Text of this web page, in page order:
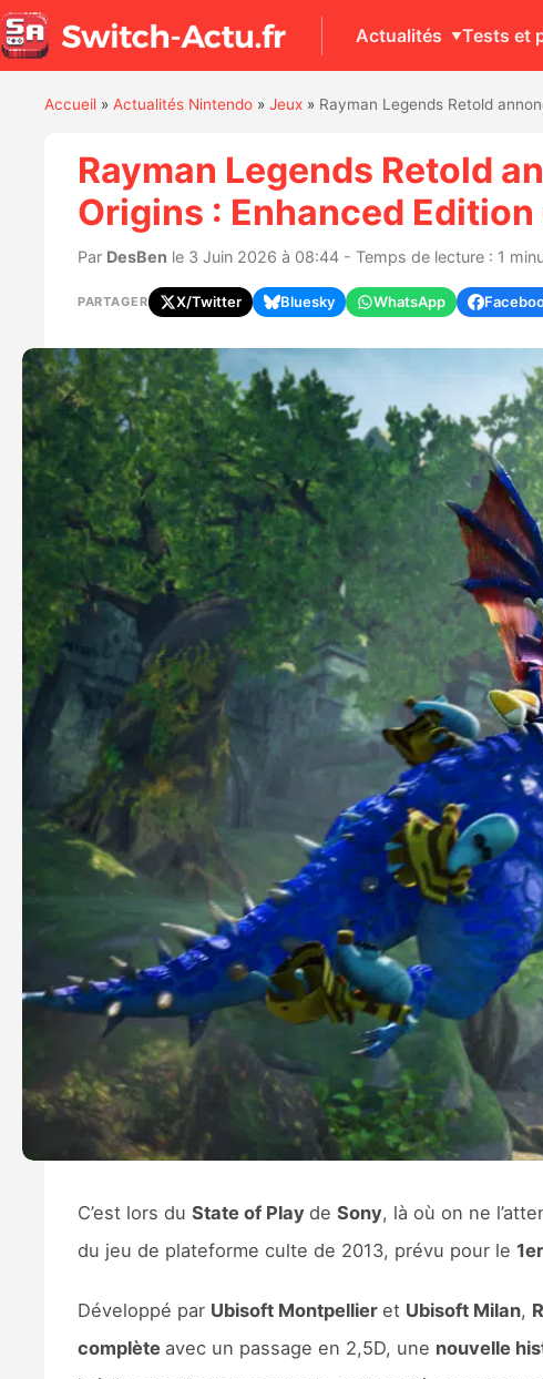
Actualités Tests et
Accueil» Actualités Nintendo» Jeux» Rayman Legends Retold
Rayman Legends Retold
Origins : Enhanced
Par DesBen le 3 Juin 2026 à 08:44 - Temps de lecture : 1
PARTAGER X/Twitter Bluesky WhatsApp
C’est lors du State of Play de Sony, là où on ne
du jeu de plateforme culte de 2013, prévu pour le
Développé par Ubisoft Montpellier et Ubisoft Milan,
complète avec un passage en 2,5D, une nouvelle